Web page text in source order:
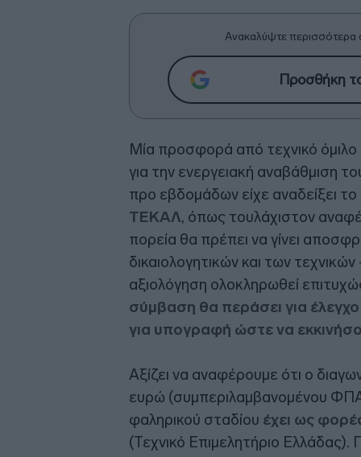
Ανακαλύψτε περισσότερα
Προσθήκη
Μία προσφορά από τεχνικό
για την ενεργειακή αναβάθμιση
προ εβδομάδων είχε αναδείξει
ΤΕΚΑΛ, όπως τουλάχιστον
πορεία θα πρέπει να γίνει
δικαιολογητικών και των
αξιολόγηση ολοκληρωθεί
σύμβαση θα περάσει για
για υπογραφή ώστε να
Αξίζει να αναφέρουμε ότι ο
ευρώ (συμπεριλαμβανομένου
φαληρικού σταδίου έχει ως
(Τεχνικό Επιμελητήριο Ελλάδας).